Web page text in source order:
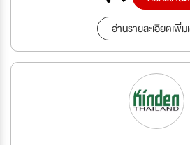
อ่านรายละเอียดเพิ่ม